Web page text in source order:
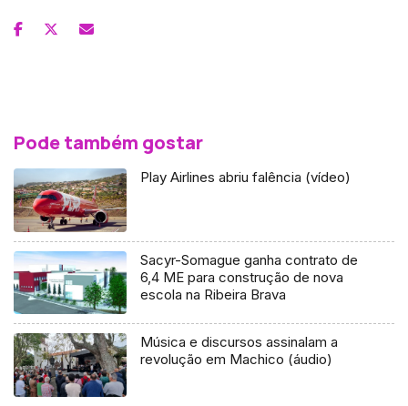
Pode também gostar
Play Airlines abriu falência (vídeo)
Sacyr-Somague ganha contrato de
6,4 ME para construção de nova
escola na Ribeira Brava
Música e discursos assinalam a
revolução em Machico (áudio)